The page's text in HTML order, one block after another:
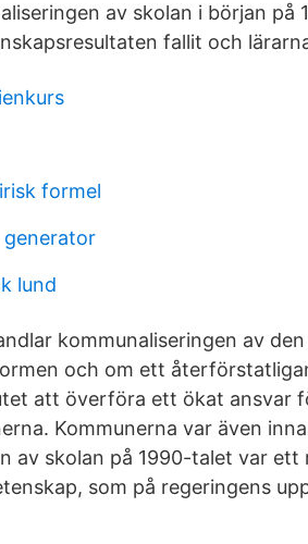
av skolan i början
fallit och
formel
lund
kommunaliseringen av
och om ett
att överföra ett ökat ansvar
Kommunerna var även
av skolan på 1990-talet var
som på regeringens